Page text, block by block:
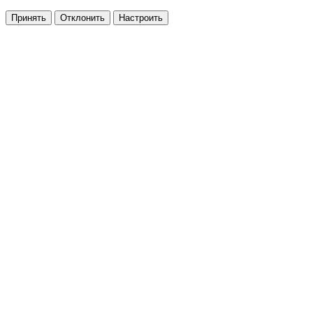
Принять Отклонить Настроить